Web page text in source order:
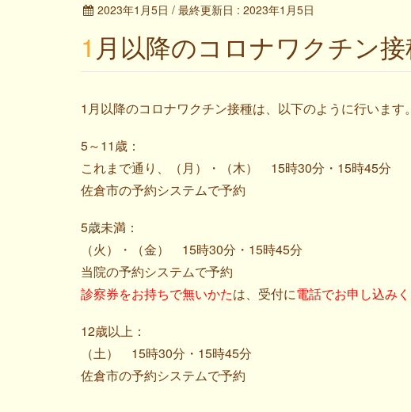
2023年1月5日 / 最終更新日 : 2023年1月5日
1月以降のコロナワクチン
1月以降のコロナワクチン接種は、以下のように行います。
5～11歳：
これまで通り、（月）・（木） 15時30分・15時45分
佐倉市の予約システムで予約
5歳未満：
（火）・（金） 15時30分・15時45分
当院の予約システムで予約
診察券をお持ちで無いかたは、受付に電話でお申し込み
12歳以上：
（土） 15時30分・15時45分
佐倉市の予約システムで予約